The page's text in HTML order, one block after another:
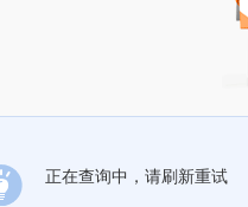
正在查询中，请刷新重试